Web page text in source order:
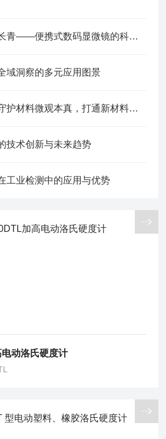
规范为纲，护设备长青——便携式数码显微镜的科学使用准则
域洞察的多元应用图景
金相制样切割机：守护材料微观本真，打通新材料研发落地关键链路
技术创新与未来趋势
工业检测中的应用与优势
动洛氏硬度计